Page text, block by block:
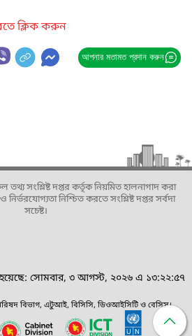
ক্লিক করুন
আপনার মতামত প্রদান করুন
সংশ্লিষ্ট দপ্তর কর্তৃক নিয়মিত হালনাগাদ করা
নির্ভরযোগ্যতা নিশ্চিত করতে সংশ্লিষ্ট দপ্তর সর্বদা
সচেষ্ট।
হয়েছে: সোমবার, ৩ আগস্ট, ২০২৬ এ ১৩:২২:৫৭
বিভাগ, এটুআই, বিসিসি, ডিওআইসিটি ও বেসিস।